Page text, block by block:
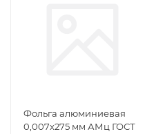
Фольга алюминиевая
0,007х275 мм АМц ГОСТ